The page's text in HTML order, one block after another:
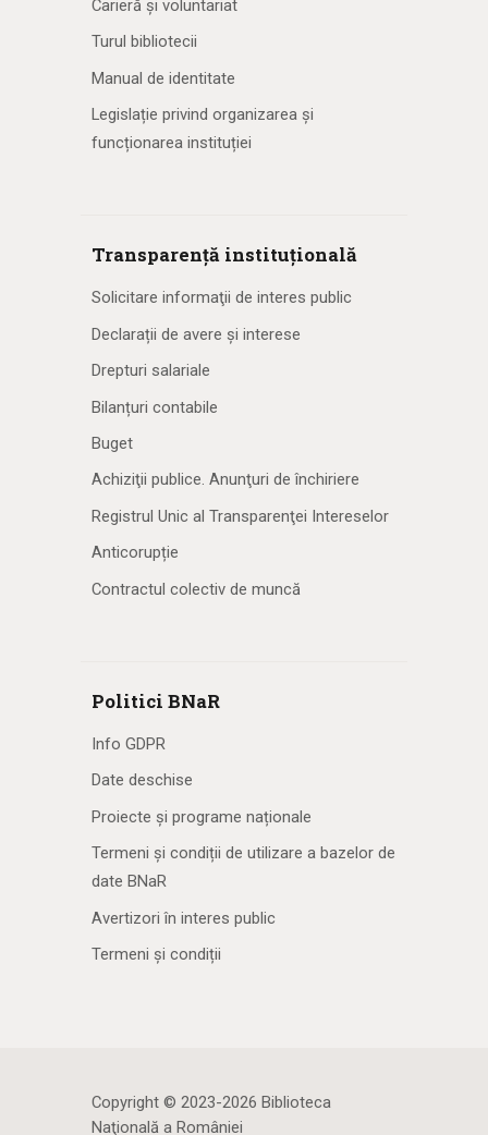
Carieră și voluntariat
Turul bibliotecii
Manual de identitate
Legislație privind organizarea și
funcționarea instituției
Transparență instituțională
Solicitare informaţii de interes public
Declarații de avere și interese
Drepturi salariale
Bilanțuri contabile
Buget
Achiziţii publice. Anunţuri de închiriere
Registrul Unic al Transparenţei Intereselor
Anticorupție
Contractul colectiv de muncă
Politici BNaR
Info GDPR
Date deschise
Proiecte și programe naționale
Termeni și condiții de utilizare a bazelor de
date BNaR
Avertizori în interes public
Termeni și condiții
Copyright © 2023-2026 Biblioteca
Naţională a României